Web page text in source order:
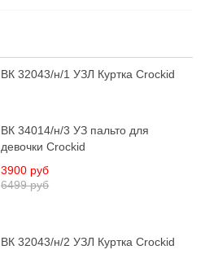
ВК 32043/н/1 УЗЛ Куртка Crockid
ВК 34014/н/3 УЗ пальто для
девочки Crockid
6499 руб
3900 руб
ВК 32043/н/2 УЗЛ Куртка Crockid